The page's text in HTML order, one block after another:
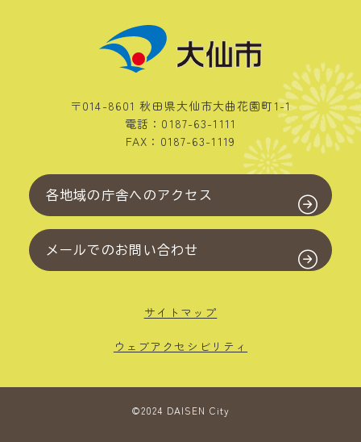
〒014-8601 秋田県大仙市大曲花園町1-1
電話：0187-63-1111
FAX：0187-63-1119
各地域の庁舎へのアクセス
メールでのお問い合わせ
サイトマップ
ウェブアクセシビリティ
©2024 DAISEN City